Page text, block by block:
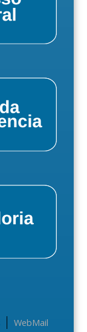
WebMail